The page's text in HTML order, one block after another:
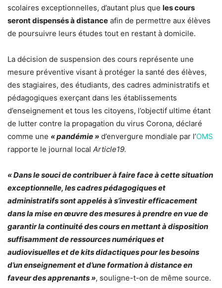
scolaires exceptionnelles, d’autant plus que les cours
seront dispensés à distance afin de permettre aux élèves
de poursuivre leurs études tout en restant à domicile.
La décision de suspension des cours représente une
mesure préventive visant à protéger la santé des élèves,
des stagiaires, des étudiants, des cadres administratifs et
pédagogiques exerçant dans les établissements
d’enseignement et tous les citoyens, l’objectif ultime étant
de lutter contre la propagation du virus Corona, déclaré
comme une « pandémie » d’envergure mondiale par l’OMS
rapporte le journal local Article19.
« Dans le souci de contribuer à faire face à cette situation
exceptionnelle, les cadres pédagogiques et
administratifs sont appelés à s’investir efficacement
dans la mise en œuvre des mesures à prendre en vue de
garantir la continuité des cours en mettant à disposition
suffisamment de ressources numériques et
audiovisuelles et de kits didactiques pour les besoins
d’un enseignement et d’une formation à distance en
faveur des apprenants », souligne-t-on de même source.